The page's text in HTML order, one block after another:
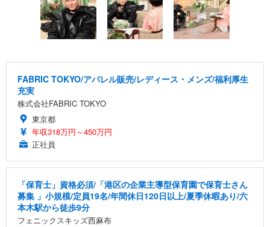
FABRIC TOKYO/アパレル販売/レディース・メンズ/福利厚生
充実
株式会社FABRIC TOKYO
東京都
年収318万円～450万円
正社員
「保育士」資格必須/「港区の企業主導型保育園で保育士さん
募集 」小規模/定員19名/年間休日120日以上/夏季休暇あり/六
本木駅から徒歩9分
フェニックスキッズ西麻布